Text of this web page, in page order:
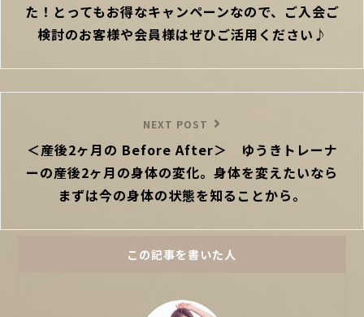
ョ
た！とってもお得なキャンペーンなので、ご入会ご
検討のお客様や会員様はぜひご活用ください♪
Post
NEXT POST
＜産後2ヶ月の Before After＞ ゆうきトレーナ
ーの産後2ヶ月の身体の変化。身体を変えたいなら
まずは今の身体の状態を知ることから。
この記事を書いた人